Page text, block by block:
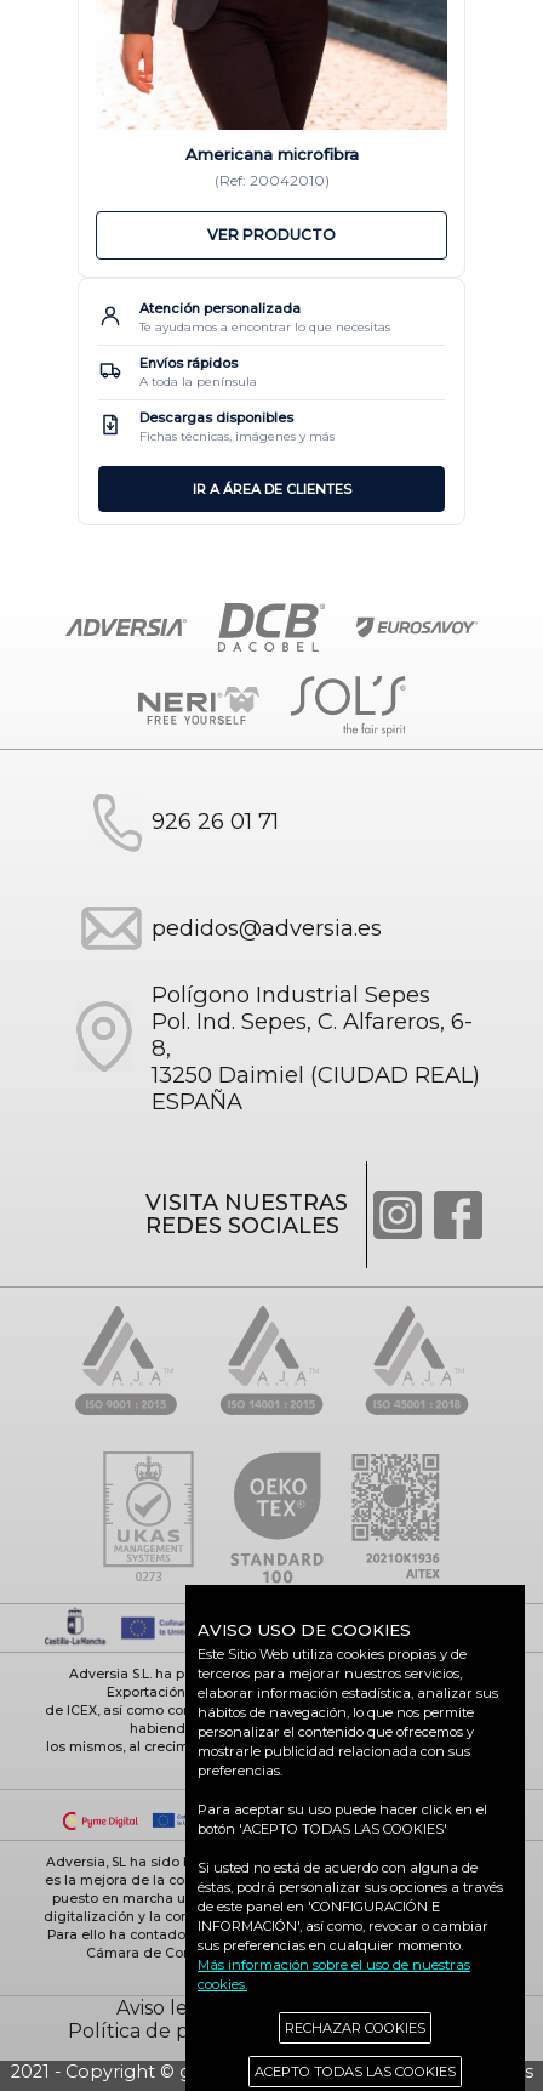
Americana microfibra
(Ref: 20042010)
VER PRODUCTO
Atención personalizada
Te ayudamos a encontrar lo que necesitas
Envíos rápidos
A toda la península
Descargas disponibles
Fichas técnicas, imágenes y más
IR A ÁREA DE CLIENTES
926 26 01 71
pedidos@adversia.es
Polígono Industrial Sepes
Pol. Ind. Sepes, C. Alfareros, 6-
8,
13250 Daimiel (CIUDAD REAL)
ESPAÑA
VISITA NUESTRAS
REDES SOCIALES
Adversia S.L. ha participado en el Programa de Iniciación a la
Exportación ICEX-Next, y ha contado con el apoyo
de ICEX, así como con la cofinanciación de Fondos europeos FEDER,
habiendo contribuido según la medida de
los mismos, al crecimiento económico de esta empresa, su región y
de España en su conjunto
Adversia, SL ha sido beneficiaria de Fondos Europeos, cuyo objetivo
es la mejora de la competitividad de las PYMES, y gracias al cual ha
puesto en marcha un Plan de Acción con el objetivo de reforzar la
digitalización y la competitividad de las pymes durante el año 2025.
Para ello ha contado con el apoyo del Programa Pyme Digital de la
Cámara de Comercio de Ciudad Real. #EuropaSeSiente
Aviso legal
Política de cookies
Política de privacidad
Ciudad Real activa
2021 - Copyright © grupo Adversia S.L. - Todos los derechos
AVISO USO DE COOKIES
Este Sitio Web utiliza cookies propias y de
terceros para mejorar nuestros servicios,
elaborar información estadística, analizar sus
hábitos de navegación, lo que nos permite
personalizar el contenido que ofrecemos y
mostrarle publicidad relacionada con sus
preferencias.
Para aceptar su uso puede hacer click en el
botón 'ACEPTO TODAS LAS COOKIES'
Si usted no está de acuerdo con alguna de
éstas, podrá personalizar sus opciones a través
de este panel en 'CONFIGURACIÓN E
INFORMACIÓN', así como, revocar o cambiar
sus preferencias en cualquier momento.
Más información sobre el uso de nuestras
cookies.
RECHAZAR COOKIES
ACEPTO TODAS LAS COOKIES